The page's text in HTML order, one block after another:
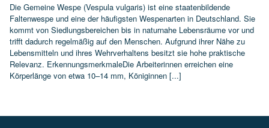
Die Gemeine Wespe (Vespula vulgaris) ist eine staatenbildende
Faltenwespe und eine der häufigsten Wespenarten in Deutschland. Sie
kommt von Siedlungsbereichen bis in naturnahe Lebensräume vor und
trifft dadurch regelmäßig auf den Menschen. Aufgrund ihrer Nähe zu
Lebensmitteln und ihres Wehrverhaltens besitzt sie hohe praktische
Relevanz. ErkennungsmerkmaleDie Arbeiterinnen erreichen eine
Körperlänge von etwa 10–14 mm, Königinnen [...]